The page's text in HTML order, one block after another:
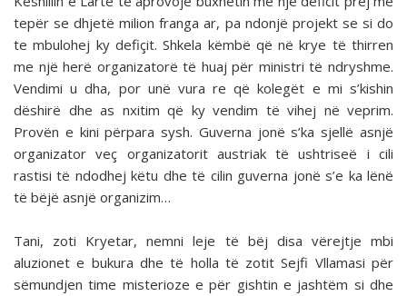
tepër se dhjetë milion franga ar, pa ndonjë projekt se si do
te mbulohej ky defiçit. Shkela këmbë që në krye të thirren
me një herë or­ganizatorë të huaj për ministri të ndryshme.
Vendimi u dha, por unë vura re që kolegët e mi s’kishin
dëshirë dhe as nxi­tim që ky vendim të vihej në veprim.
Provën e kini përpara sysh. Guverna jonë s’ka sjellë asnjë
organizator veç organi­zatorit austriak të ushtriseë i cili
rastisi të ndodhej këtu dhe të cilin guverna jonë s’e ka lënë
të bëjë asnjë organizim…
Tani, zoti Kryetar, nemni leje të bëj disa vërejtje mbi
aluzionet e bukura dhe të holla të zotit Sejfi Vllamasi për
sëmundjen time misterioze e për gishtin e jashtëm si dhe